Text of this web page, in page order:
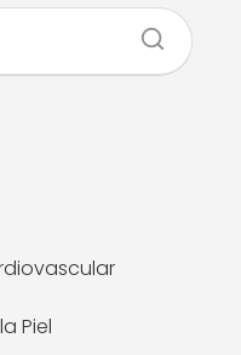
Piel